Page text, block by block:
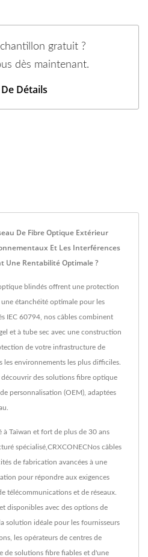
gratuit ?
dès maintenant.
Détails
De Fibre Optique Extérieur
Et Les Interférences
Une Rentabilité Optimale ?
blindés offrent une protection
étanchéité optimale pour les
IEC 60794, nos câbles combinent
et à tube sec avec une construction
de votre infrastructure de
environnements les plus difficiles.
des solutions fibre optique
personnalisation (OEM), adaptées
Taïwan et fort de plus de 30 ans
spécialisé,CRXCONECNos câbles
de fabrication avancées à une
pour répondre aux exigences
télécommunications et de réseaux.
disponibles avec des options de
solution idéale pour les fournisseurs
les opérateurs de centres de
de solutions fibre fiables et d'une